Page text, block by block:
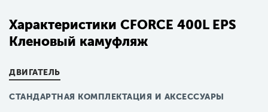
Характеристики CFORCE 400L EPS
Кленовый камуфляж
ДВИГАТЕЛЬ
СТАНДАРТНАЯ КОМПЛЕКТАЦИЯ И АКСЕССУАРЫ